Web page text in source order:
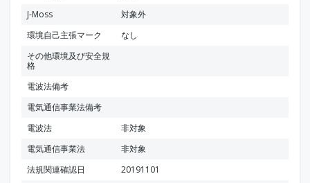
J-Moss
対象外
環境自己主張マーク
なし
その他環境及び安全規
格
電波法備考
電気通信事業法備考
電波法
非対象
電気通信事業法
非対象
法規関連確認日
20191101